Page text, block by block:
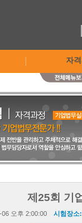
자
제25회 기
06 오후 2:00:00 시험장소: